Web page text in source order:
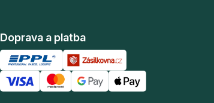
Doprava a platba